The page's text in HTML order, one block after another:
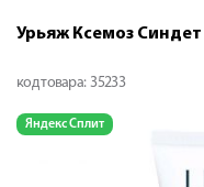
Урьяж Ксемоз
код товара: 35233
Яндекс Сплит